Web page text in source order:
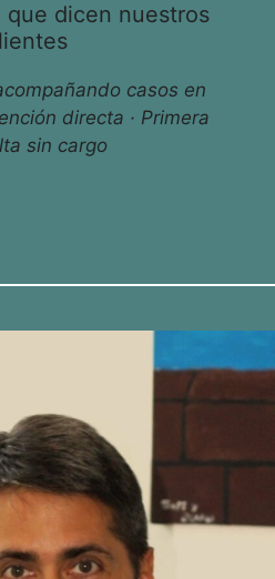
que dicen nuestros
casos en
directa · Primera
sin cargo